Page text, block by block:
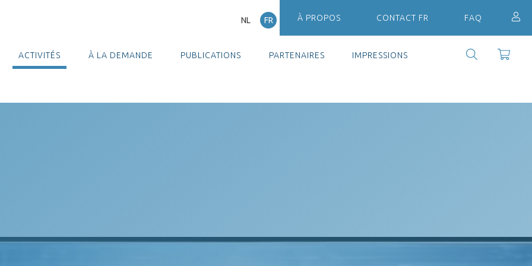
NL FR À PROPOS CONTACT FR FAQ
ACTIVITÉS À LA DEMANDE PUBLICATIONS PARTENAIRES IMPRESSIONS